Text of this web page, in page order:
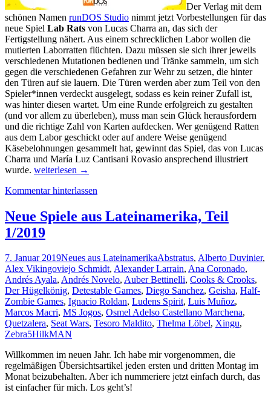
Der Verlag mit dem
schönen Namen runDOS Studio nimmt jetzt Vorbestellungen für das
neue Spiel Lab Rats von Lucas Charra an, das sich der
Fertigstellung nähert. Aus einem schrecklichen Labor wollen die
mutierten Laborratten flüchten. Dazu müssen sie sich ihrer jeweils
verschiedenen Mutationen bedienen und Tränke sammeln, um sich
gegen die verschiedenen Gefahren zur Wehr zu setzen, die hinter
den Türen auf sie lauern. Die Türen werden aber zum Teil von den
Spieler*innen verdeckt ausgelegt, sodass es kein reiner Zufall ist,
was hinter diesen wartet. Um eine Runde erfolgreich zu gestalten
(und vor allem zu überleben), muss man sein Glück herausfordern
und die richtige Zahl von Karten aufdecken. Wer genügend Ratten
aus dem Labor geschickt oder auf andere Weise genügend
Käsebelohnungen gesammelt hat, gewinnt das Spiel, das von Lucas
Charra und María Luz Cantisani Rovasio ansprechend illustriert
wurde. Neue
aus
Teil
14/2019
weiterlesen →
Kommentar hinterlassen
Neue Spiele aus Lateinamerika, Teil
1/2019
7. Januar 2019Neues aus LateinamerikaAbstratus, Alberto Duvinier,
Alex Vikingoviejo Schmidt, Alexander Larrain, Ana Coronado,
Andrés Ayala, Andrés Novelo, Auber Bettinelli, Cooks & Crooks,
Der Hügelkönig, Detestable Games, Diego Sanchez, Geisha, Half-
Zombie Games, Ignacio Roldan, Ludens Spirit, Luis Muñoz,
Marcos Macri, MS Jogos, Osmel Adelso Castellano Marchena,
Quetzalera, Seat Wars, Tesoro Maldito, Thelma Löbel, Xingu,
Zebra5HilkMAN
Willkommen im neuen Jahr. Ich habe mir vorgenommen, die
regelmäßigen Übersichtsartikel jeden ersten und dritten Montag im
Monat beizubehalten. Aber ich nummeriere jetzt einfach durch, das
ist einfacher für mich. Los geht’s!